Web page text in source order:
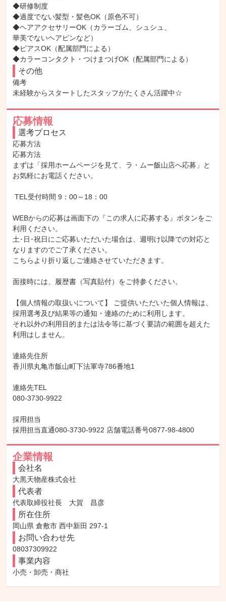
◆研修制度
◆過度でない髪型・髪色OK（原色不可）
◆ヘアアクセサリーOK（カラーゴム、シュシュ、
華美でないヘアピンなど）
◆ピアスOK（配属部門による）
◆カラーコンタクト・つけまつげOK（配属部門による）
その他
備考
未経験からスタートしたスタッフがたくさん活躍中☆
応募情報
選考プロセス
応募方法
応募方法
まずは「採用ホームページを見て、ラ・ムー飯山店へ応募」と
お気軽にお電話ください。
WEBからの応募は画面下の『この求人に応募する』ボタンをご
利用ください。
土･日･祝日にご応募いただいた場合は、週明け以降での対応と
なりますのでご了承ください。
こちらより折り返しご連絡させていただきます。
面接時には、履歴書（写真貼付）をご持参ください。
【個人情報の取扱いについて】 ご提供いただいた個人情報は、
採用選考及び結果等の通知・連絡のために利用します。
それ以外の利用目的または法令等に基づく要請の範囲を超えた
利用はしません。
連絡先住所
香川県丸亀市飯山町下法軍寺786番地1
連絡先TEL
080-3730-9922
採用担当
採用担当直通080-3730-9922 店舗電話番号0877-98-4800
企業情報
会社名
大黒天物産株式会社
代表者
代表取締役社長　大賀　昌彦
所在住所
岡山県 倉敷市 西中新田 297-1
お問い合わせ先
08037309922
事業内容
小売・卸売・商社